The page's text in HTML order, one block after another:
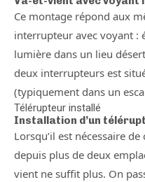
Ce montage répond aux
interrupteur avec voyant :
lumière dans un lieu
deux interrupteurs est
(typiquement dans un
Télérupteur installé
Installation d’un
Lorsqu’il est nécessaire
depuis plus de deux
vient ne suffit plus. On